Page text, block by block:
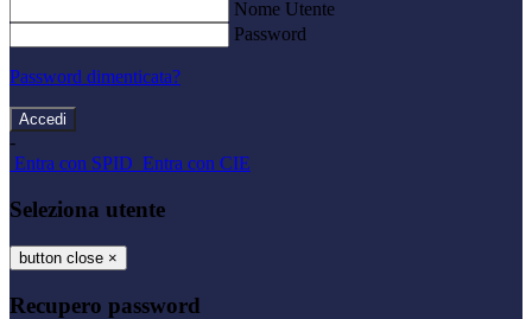
Nome Utente
Password
Password dimenticata?
-
Entra con SPID Entra con CIE
Seleziona utente
button close ×
Recupero password